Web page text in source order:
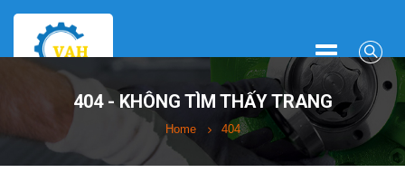
404 - KHÔNG TÌM THẤY TRANG
Home 404